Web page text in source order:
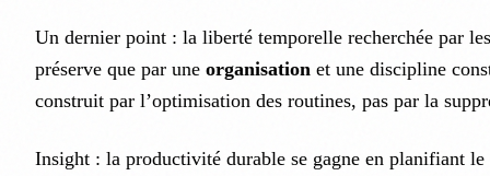
Un dernier point : la liberté temporelle recherchée par
préserve que par une organisation et une discipline
construit par l’optimisation des routines, pas par la
Insight : la productivité durable se gagne en planifiant le